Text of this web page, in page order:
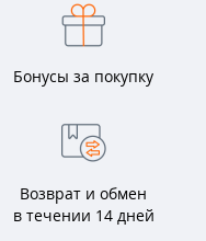
Бонусы за покупку
Возврат и обмен
в течении 14 дней